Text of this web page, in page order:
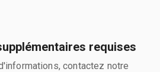
requises
contactez notre